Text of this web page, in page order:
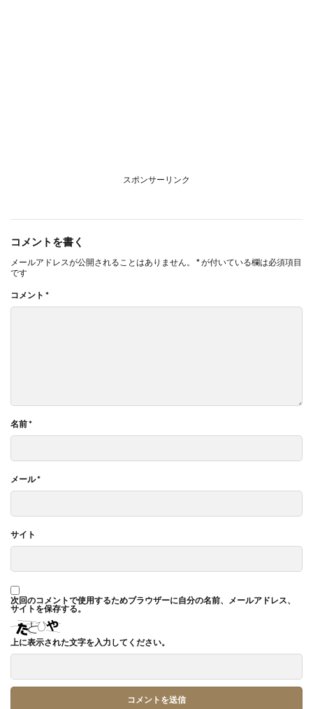
スポンサーリンク
コメントを書く
メールアドレスが公開されることはありません。 *が付いている欄は必須項目
です
コメント *
名前*
メール*
サイト
次回のコメントで使用するためブラウザーに自分の名前、メールアドレス、
サイトを保存する。
上に表示された文字を入力してください。